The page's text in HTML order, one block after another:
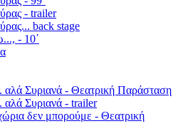
- trailer
back stage
- 10΄
αλά Συριανά - Θεατρική Παράσταση
αλά Συριανά - trailer
δεν μπορούμε - Θεατρική